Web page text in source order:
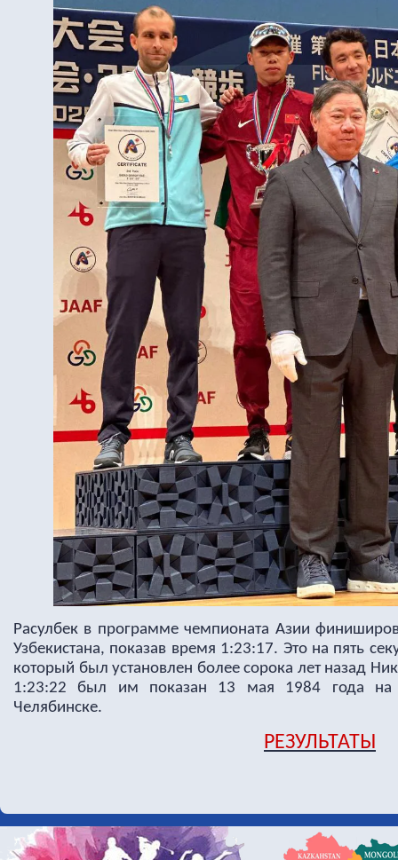
Расулбек в программе чемпионата Азии
Узбекистана, показав время 1:23:17. Это на пять
который был установлен более сорока лет назад
1:23:22 был им показан 13 мая 1984 года на
Челябинске.
РЕЗУЛЬТАТЫ